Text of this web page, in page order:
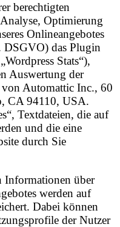
berechtigten
Analyse, Optimierung
Onlineangebotes
das Plugin
Stats“),
Auswertung der
Automattic Inc., 60
CA 94110, USA.
Textdateien, die auf
und die eine
durch Sie
Informationen über
werden auf
Dabei können
der Nutzer